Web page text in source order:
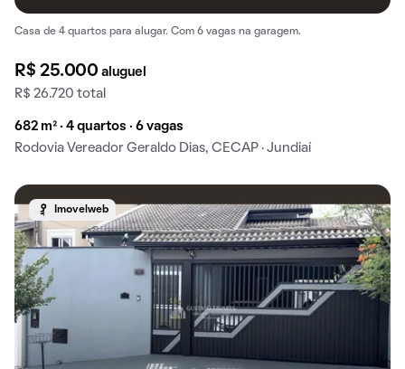
Casa de 4 quartos para alugar. Com 6 vagas na garagem.
R$ 25.000aluguel
R$ 26.720 total
682 m² · 4 quartos · 6 vagas
Rodovia Vereador Geraldo Dias, CECAP · Jundiaí
Imovelweb